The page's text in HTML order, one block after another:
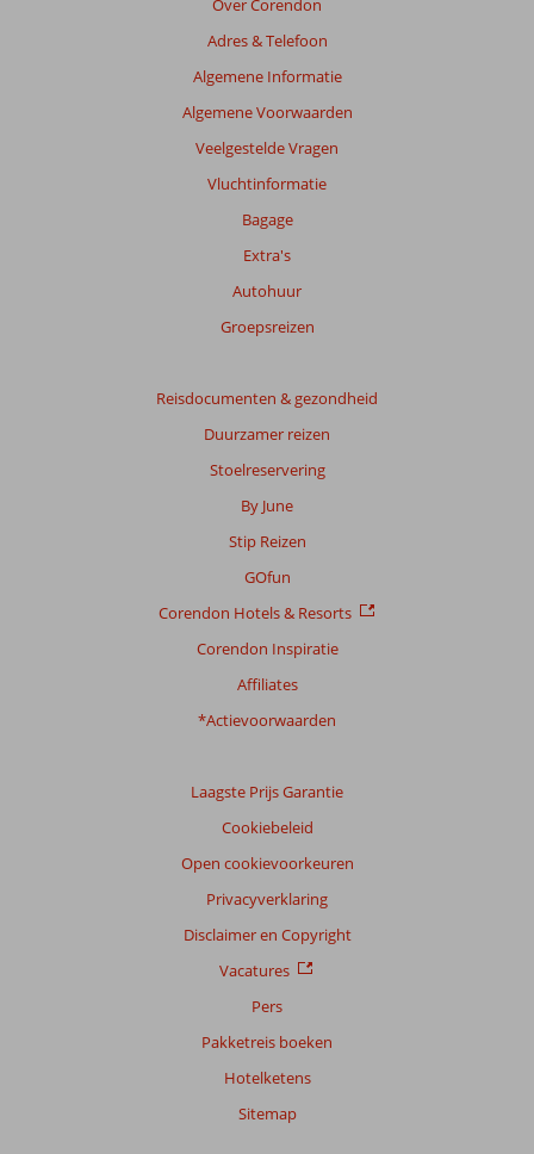
Over Corendon
Adres & Telefoon
Algemene Informatie
Algemene Voorwaarden
Veelgestelde Vragen
Vluchtinformatie
Bagage
Extra's
Autohuur
Groepsreizen
Reisdocumenten & gezondheid
Duurzamer reizen
Stoelreservering
By June
Stip Reizen
GOfun
Corendon Hotels & Resorts
Corendon Inspiratie
Affiliates
*Actievoorwaarden
Laagste Prijs Garantie
Cookiebeleid
Open cookievoorkeuren
Privacyverklaring
Disclaimer en Copyright
Vacatures
Pers
Pakketreis boeken
Hotelketens
Sitemap